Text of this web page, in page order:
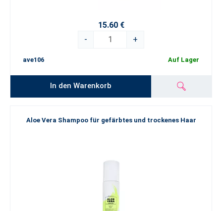
15.60 €
-
+
ave106 Auf Lager
In den Warenkorb
Aloe Vera Shampoo für gefärbtes und trockenes Haar